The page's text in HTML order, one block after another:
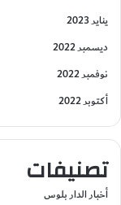
يناير 2023
ديسمبر 2022
نوفمبر 2022
أكتوبر 2022
تصنيفات
أخبار الدار بلوس